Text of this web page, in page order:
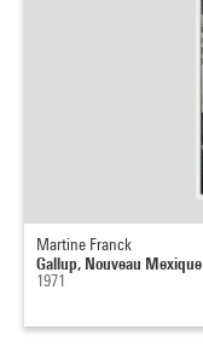
Martine Franck
Gallup, Nouveau Mexique
1971